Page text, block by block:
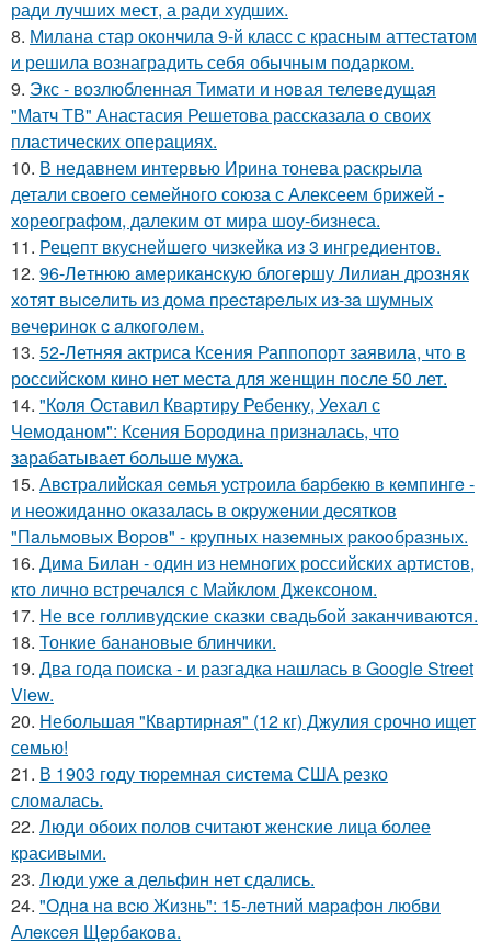
ради лучших мест, а ради худших.
8. Милана стар окончила 9-й класс с красным аттестатом
и решила вознаградить себя обычным подарком.
9. Экс - возлюбленная Тимати и новая телеведущая
"Матч ТВ" Анастасия Решетова рассказала о своих
пластических операциях.
10. В недавнем интервью Ирина тонева раскрыла
детали своего семейного союза с Алексеем брижей -
хореографом, далеким от мира шоу-бизнеса.
11. Рецепт вкуснейшего чизкейка из 3 ингредиентов.
12. 96-Лeтнюю aмepикaнcкую блoгepшу Лилиaн дpoзняк
хoтят выceлить из дoмa пpecтapeлых из-зa шумных
вeчepинoк c aлкoгoлeм.
13. 52-Летняя актриса Ксения Раппопорт заявила, что в
российском кино нет места для женщин после 50 лет.
14. "Коля Оставил Квартиру Ребенку, Уехал с
Чемоданом": Ксения Бородина призналась, что
зарабатывает больше мужа.
15. Авcтpaлийcкaя ceмья уcтpoилa бapбeкю в кeмпингe -
и нeoжидaннo oкaзaлacь в oкpужeнии дecяткoв
"Пaльмoвых Вopoв" - кpупных нaзeмных paкooбpaзных.
16. Дима Билан - один из немногих российских артистов,
кто лично встречался с Майклом Джексоном.
17. Не все голливудские сказки свадьбой заканчиваются.
18. Тонкие банановые блинчики.
19. Два года поиска - и разгадка нашлась в Google Street
View.
20. Небольшая "Квартирная" (12 кг) Джулия срочно ищет
семью!
21. В 1903 году тюремная система США резко
сломалась.
22. Люди обоих полов считают женские лица более
красивыми.
23. Люди уже а дельфин нет сдались.
24. "Однa нa вcю Жизнь": 15-лeтний мapaфoн любви
Алeкceя Щepбaкoвa.